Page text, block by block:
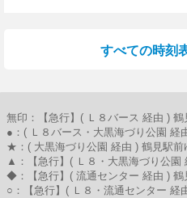
すべての時刻
無印：【急行】( Ｌ８バース 経由 ) 鶴
●：( Ｌ８バース・大黒海づり公園 経
★：( 大黒海づり公園 経由 ) 鶴見駅前
▲：【急行】( Ｌ８・大黒海づり公園
◆：【急行】( 流通センター 経由 ) 鶴
○：【急行】( Ｌ８・流通センター 経